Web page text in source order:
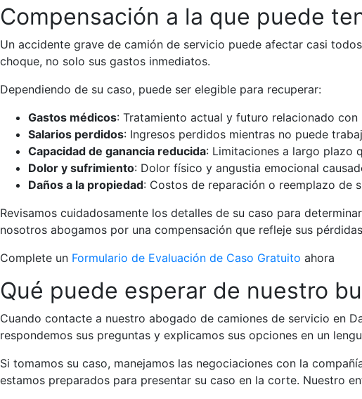
Compensación a la que puede
Un accidente grave de camión de servicio puede afectar casi
choque, no solo sus gastos inmediatos.
Dependiendo de su caso, puede ser elegible para recuperar:
Gastos médicos: Tratamiento actual y futuro relacionado con
Salarios perdidos: Ingresos perdidos mientras no puede
Capacidad de ganancia reducida: Limitaciones a largo plazo
Dolor y sufrimiento: Dolor físico y angustia emocional
Daños a la propiedad: Costos de reparación o reemplazo de
Revisamos cuidadosamente los detalles de su caso para
nosotros abogamos por una compensación que refleje sus
Complete un Formulario de Evaluación de Caso Gratuito ahora
Qué puede esperar de nuestro
Cuando contacte a nuestro abogado de camiones de servicio en
respondemos sus preguntas y explicamos sus opciones en un
Si tomamos su caso, manejamos las negociaciones con la
estamos preparados para presentar su caso en la corte. Nuestro